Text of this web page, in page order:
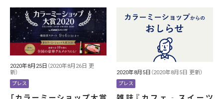
2020年8月25日 （2020年8月26日 更
新）
プレス
2020年8月5日 （2020年8月5日 更新）
プレス